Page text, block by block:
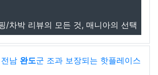
/차박 리뷰의 모든 것, 매니아의 선택
남 완도군 조과 보장되는 핫플레이스